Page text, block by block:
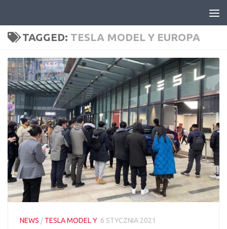
TAGGED: TESLA MODEL Y EUROPA
NEWS /TESLA MODEL Y 6 STYCZNIA 2021